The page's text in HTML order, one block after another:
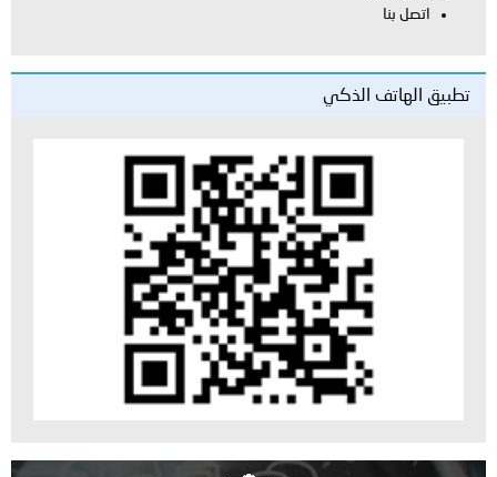
اتصل بنا
تطبيق الهاتف الذكي